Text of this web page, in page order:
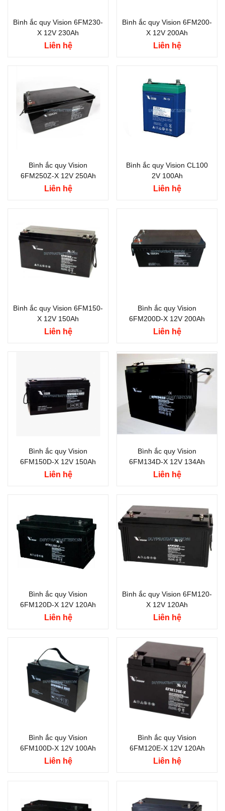
Bình ắc quy Vision 6FM230-
X 12V 230Ah
Liên hệ
Bình ắc quy Vision 6FM200-
X 12V 200Ah
Liên hệ
Bình ắc quy Vision
6FM250Z-X 12V 250Ah
Liên hệ
Bình ắc quy Vision CL100
2V 100Ah
Liên hệ
Bình ắc quy Vision 6FM150-
X 12V 150Ah
Liên hệ
Bình ắc quy Vision
6FM200D-X 12V 200Ah
Liên hệ
Bình ắc quy Vision
6FM150D-X 12V 150Ah
Liên hệ
Bình ắc quy Vision
6FM134D-X 12V 134Ah
Liên hệ
Bình ắc quy Vision
6FM120D-X 12V 120Ah
Liên hệ
Bình ắc quy Vision 6FM120-
X 12V 120Ah
Liên hệ
Bình ắc quy Vision
6FM100D-X 12V 100Ah
Liên hệ
Bình ắc quy Vision
6FM120E-X 12V 120Ah
Liên hệ